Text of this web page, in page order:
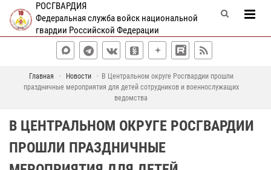
РОСГВАРДИЯ
Федеральная служба войск национальной
гвардии Российской Федерации
Главная Новости
В Центральном округе Росгвардии прошли
праздничные мероприятия для детей сотрудников и военнослужащих
ведомства
В ЦЕНТРАЛЬНОМ ОКРУГЕ РОСГВАРДИИ
ПРОШЛИ ПРАЗДНИЧНЫЕ